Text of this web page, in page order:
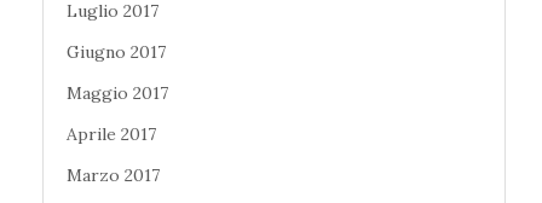
Luglio 2017
Giugno 2017
Maggio 2017
Aprile 2017
Marzo 2017